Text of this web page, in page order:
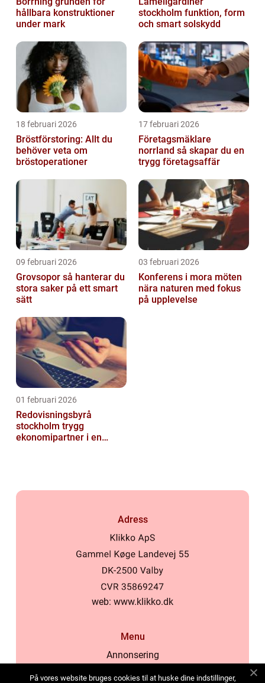
hållbara konstruktioner
under mark
stockholm funktion, form
och smart solskydd
18 februari 2026
Bröstförstoring: Allt du
behöver veta om
bröstoperationer
17 februari 2026
Företagsmäklare
norrland så skapar du en
trygg företagsaffär
09 februari 2026
Grovsopor så hanterar du
stora saker på ett smart
sätt
03 februari 2026
Konferens i mora möten
nära naturen med fokus
på upplevelse
01 februari 2026
Redovisningsbyrå
stockholm trygg
ekonomipartner i en
Adress
web: www.klikko.dk
Menu
Annonsering
På vores website bruges cookies til at huske dine indstillinger,